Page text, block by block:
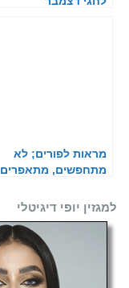
מראות לפורים; לא
מתחפשים, מתאפרים
למגזין יופי דיגיטלי